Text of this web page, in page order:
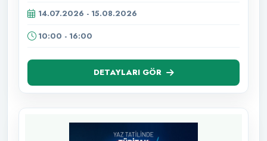
14.07.2026 - 15.08.2026
10:00 - 16:00
DETAYLARI GÖR